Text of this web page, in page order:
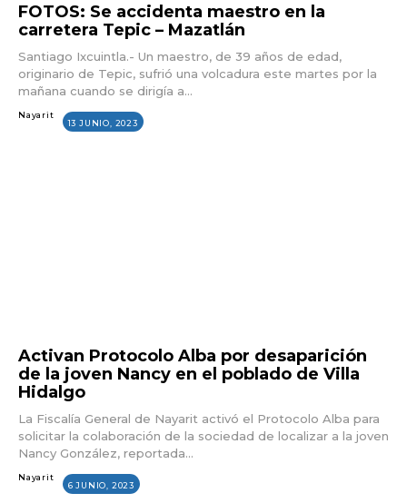
FOTOS: Se accidenta maestro en la
carretera Tepic – Mazatlán
Santiago Ixcuintla.- Un maestro, de 39 años de edad,
originario de Tepic, sufrió una volcadura este martes por la
mañana cuando se dirigía a...
Nayarit
13 JUNIO, 2023
Activan Protocolo Alba por desaparición
de la joven Nancy en el poblado de Villa
Hidalgo
La Fiscalía General de Nayarit activó el Protocolo Alba para
solicitar la colaboración de la sociedad de localizar a la joven
Nancy González, reportada...
Nayarit
6 JUNIO, 2023